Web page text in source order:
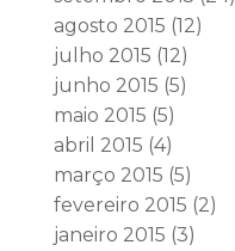
agosto 2015 (12)
julho 2015 (12)
junho 2015 (5)
maio 2015 (5)
abril 2015 (4)
março 2015 (5)
fevereiro 2015 (2)
janeiro 2015 (3)